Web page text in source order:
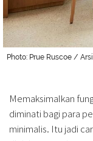
Photo: Prue Ruscoe /
Memaksimalkan
diminati bagi para
minimalis. Itu jadi